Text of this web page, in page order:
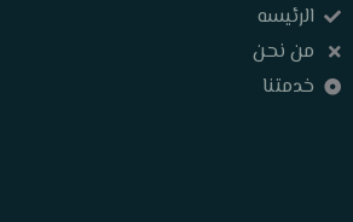
الرئيسه
من نحن
خدمتنا